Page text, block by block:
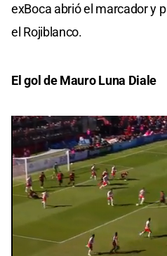
exBoca abrió el marcador y
el Rojiblanco.
El gol de Mauro Luna Diale